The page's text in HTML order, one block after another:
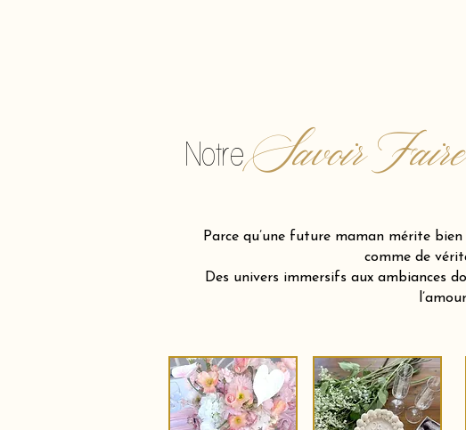
Savoir
Notre
Parce qu’une future maman mérite
comme de
Des univers immersifs aux ambiances